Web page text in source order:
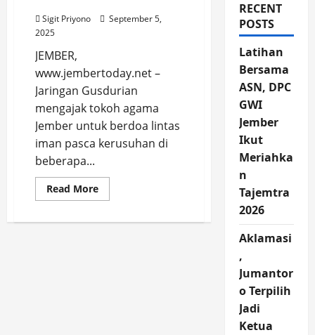
Sigit Priyono
September 5,
2025
JEMBER,
www.jembertoday.net –
Jaringan Gusdurian
mengajak tokoh agama
Jember untuk berdoa lintas
iman pasca kerusuhan di
beberapa...
Read MoreRead
more
Ajak
RECENT
POSTS
Latihan
Bersama
ASN, DPC
GWI
Jember
Ikut
Meriahka
n
Tajemtra
2026
Aklamasi
,
Jumantor
o Terpilih
Jadi
Ketua